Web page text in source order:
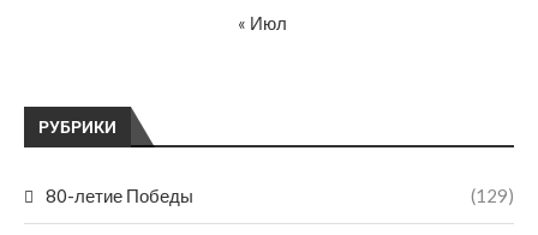
РУБРИКИ
80-летие Победы (129)
« Июл